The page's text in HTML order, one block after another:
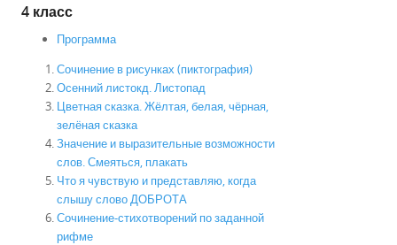
4 класс
Программа
Сочинение в рисунках (пиктография)
Осенний листокд. Листопад
Цветная сказка. Жёлтая, белая, чёрная,
зелёная сказка
Значение и выразительные возможности
слов. Смеяться, плакать
Что я чувствую и представляю, когда
слышу слово ДОБРОТА
Сочинение-стихотворений по заданной
рифме